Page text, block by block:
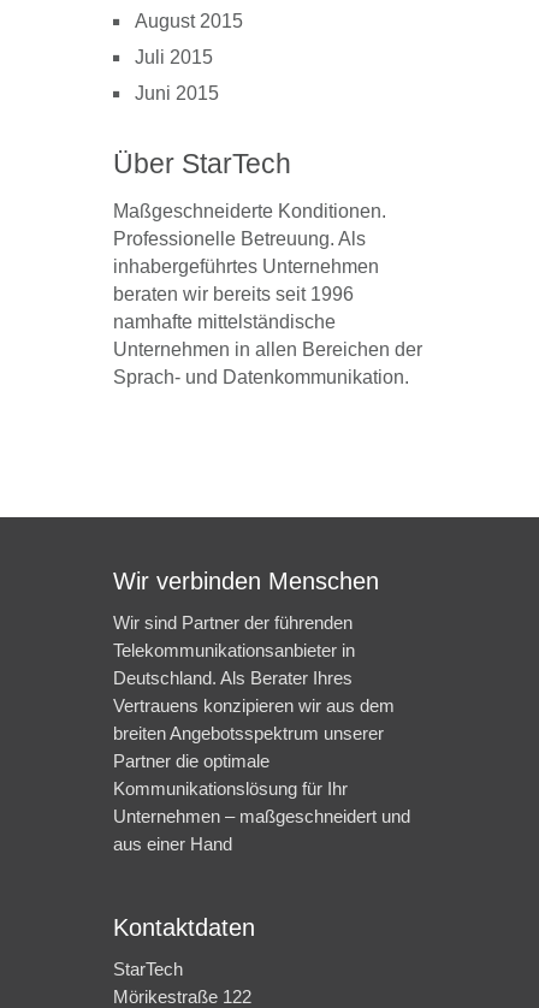
August 2015
Juli 2015
Juni 2015
Über StarTech
Maßgeschneiderte Konditionen.
Professionelle Betreuung. Als
inhabergeführtes Unternehmen
beraten wir bereits seit 1996
namhafte mittelständische
Unternehmen in allen Bereichen der
Sprach- und Datenkommunikation.
Wir verbinden Menschen
Wir sind Partner der führenden
Telekommunikationsanbieter in
Deutschland. Als Berater Ihres
Vertrauens konzipieren wir aus dem
breiten Angebotsspektrum unserer
Partner die optimale
Kommunikationslösung für Ihr
Unternehmen – maßgeschneidert und
aus einer Hand
Kontaktdaten
StarTech
Mörikestraße 122